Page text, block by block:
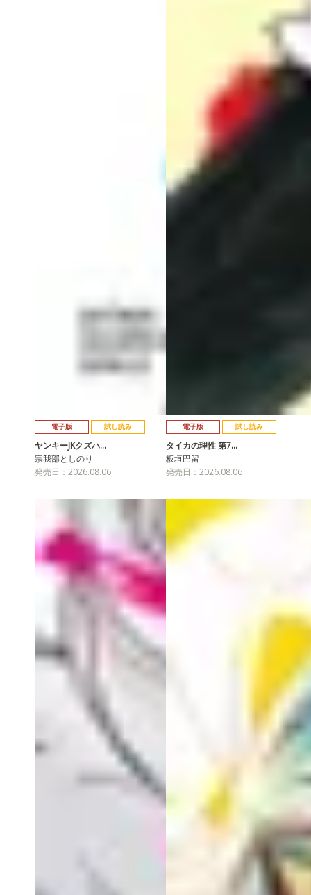
電子版 試し読み
ヤンキーJKクズハ…
宗我部としのり
発売日：2026.08.06
電子版 試し読み
タイカの理性 第7…
板垣巴留
発売日：2026.08.06